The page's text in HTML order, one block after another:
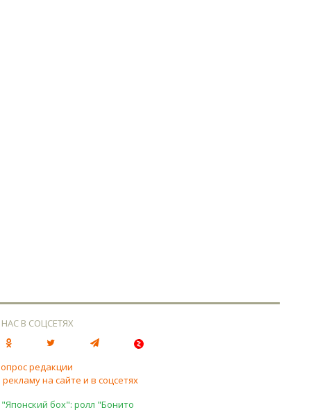
В СОЦСЕТЯХ
редакции
на сайте и в соцсетях
бох": ролл "Бонито